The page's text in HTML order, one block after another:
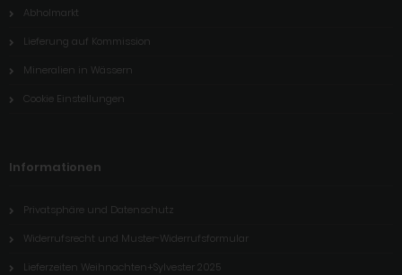
Abholmarkt
Lieferung auf Kommission
Mineralien in Wässern
Cookie Einstellungen
Informationen
Privatsphäre und Datenschutz
Widerrufsrecht und Muster-Widerrufsformular
Lieferzeiten Weihnachten+Sylvester 2025